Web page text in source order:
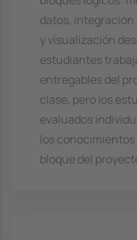
datos, integración
y visualización
estudiantes
entregables del
clase, pero los
evaluados
los
bloque del